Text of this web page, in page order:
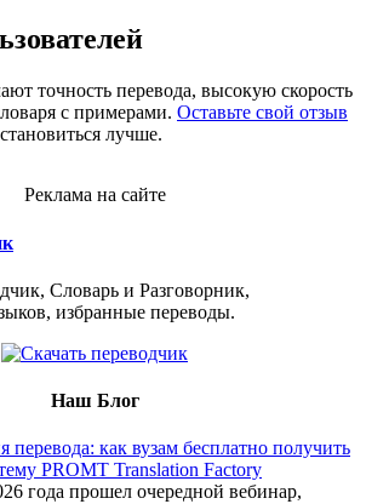
точность перевода, высокую скорость
с примерами. Оставьте свой отзыв
лучше.
Реклама на сайте
Словарь и Разговорник,
избранные переводы.
Наш Блог
как вузам бесплатно получить
PROMT Translation Factory
года прошел очередной вебинар,